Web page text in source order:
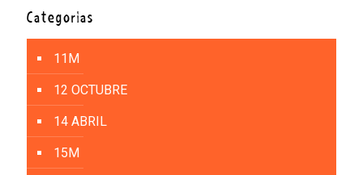
Categorías
11M
12 OCTUBRE
14 ABRIL
15M